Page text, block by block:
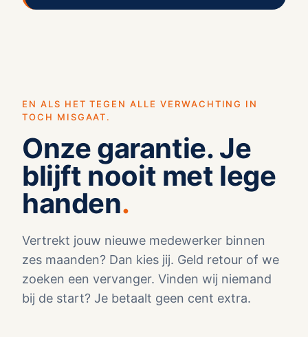
EN ALS HET TEGEN ALLE VERWACHTING IN
TOCH MISGAAT.
Onze garantie. Je
blijft nooit met lege
handen
Vertrekt jouw nieuwe medewerker binnen
zes maanden? Dan kies jij. Geld retour of we
zoeken een vervanger. Vinden wij niemand
bij de start? Je betaalt geen cent extra.